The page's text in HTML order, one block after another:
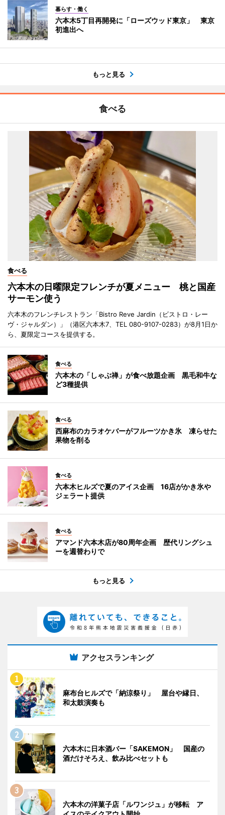
暮らす・働く
六本木5丁目再開発に「ローズウッド東京」 東京
初進出へ
もっと見る
食べる
食べる
六本木の日曜限定フレンチが夏メニュー 桃と国産
サーモン使う
六本木のフレンチレストラン「Bistro Reve Jardin（ビストロ・レー
ヴ・ジャルダン）」（港区六本木7、TEL 080-9107-0283）が8月1日か
ら、夏限定コースを提供する。
食べる
六本木の「しゃぶ禅」が食べ放題企画 黒毛和牛な
ど3種提供
食べる
西麻布のカラオケバーがフルーツかき氷 凍らせた
果物を削る
食べる
六本木ヒルズで夏のアイス企画 16店がかき氷や
ジェラート提供
食べる
アマンド六本木店が80周年企画 歴代リングシュ
ーを週替わりで
もっと見る
アクセスランキング
麻布台ヒルズで「納涼祭り」 屋台や縁日、
和太鼓演奏も
六本木に日本酒バー「SAKEMON」 国産の
酒だけそろえ、飲み比べセットも
六本木の洋菓子店「ルワンジュ」が移転 ア